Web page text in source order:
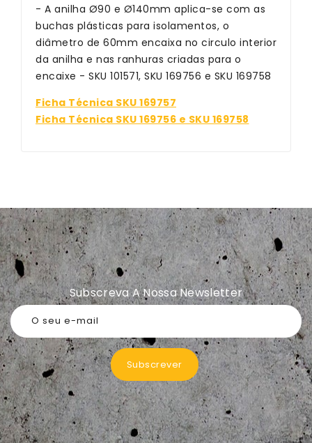
- A anilha Ø90 e Ø140mm aplica-se com as
buchas plásticas para isolamentos, o
diâmetro de 60mm encaixa no circulo interior
da anilha e nas ranhuras criadas para o
encaixe - SKU 101571, SKU 169756 e SKU 169758
Ficha Técnica SKU 169757
Ficha Técnica SKU 169756 e SKU 169758
Subscreva A Nossa Newsletter
O seu e-mail
Subscrever